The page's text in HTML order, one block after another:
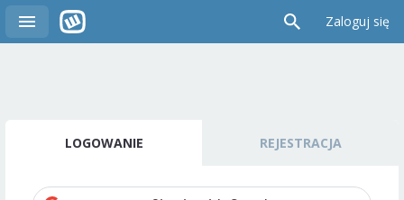
Zaloguj się
LOGOWANIE REJESTRACJA